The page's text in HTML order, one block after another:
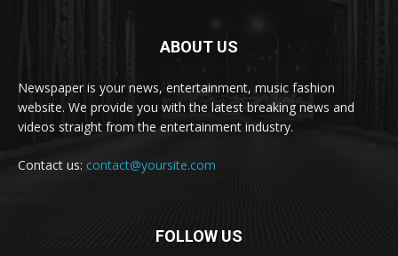
ABOUT US
Newspaper is your news, entertainment, music fashion
website. We provide you with the latest breaking news and
videos straight from the entertainment industry.
Contact us: contact@yoursite.com
FOLLOW US